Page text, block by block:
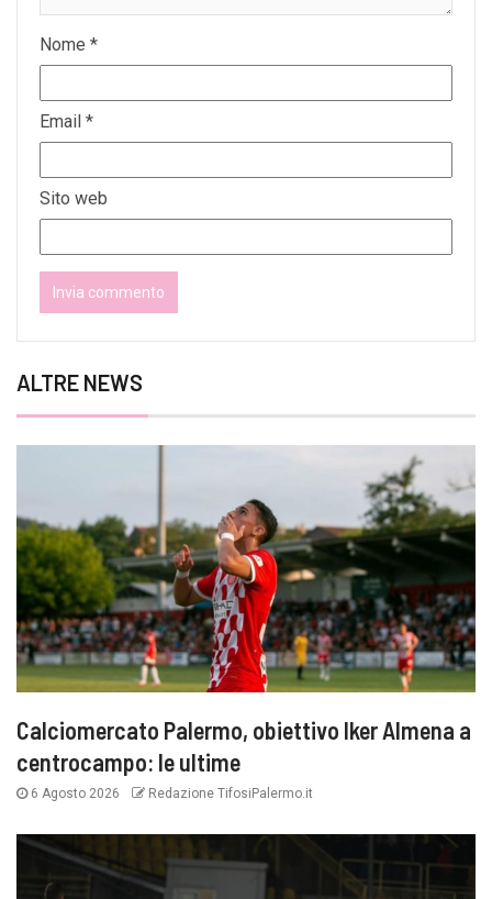
Nome *
Email *
Sito web
ALTRE NEWS
Calciomercato Palermo, obiettivo Iker Almena a
centrocampo: le ultime
6 Agosto 2026 Redazione TifosiPalermo.it